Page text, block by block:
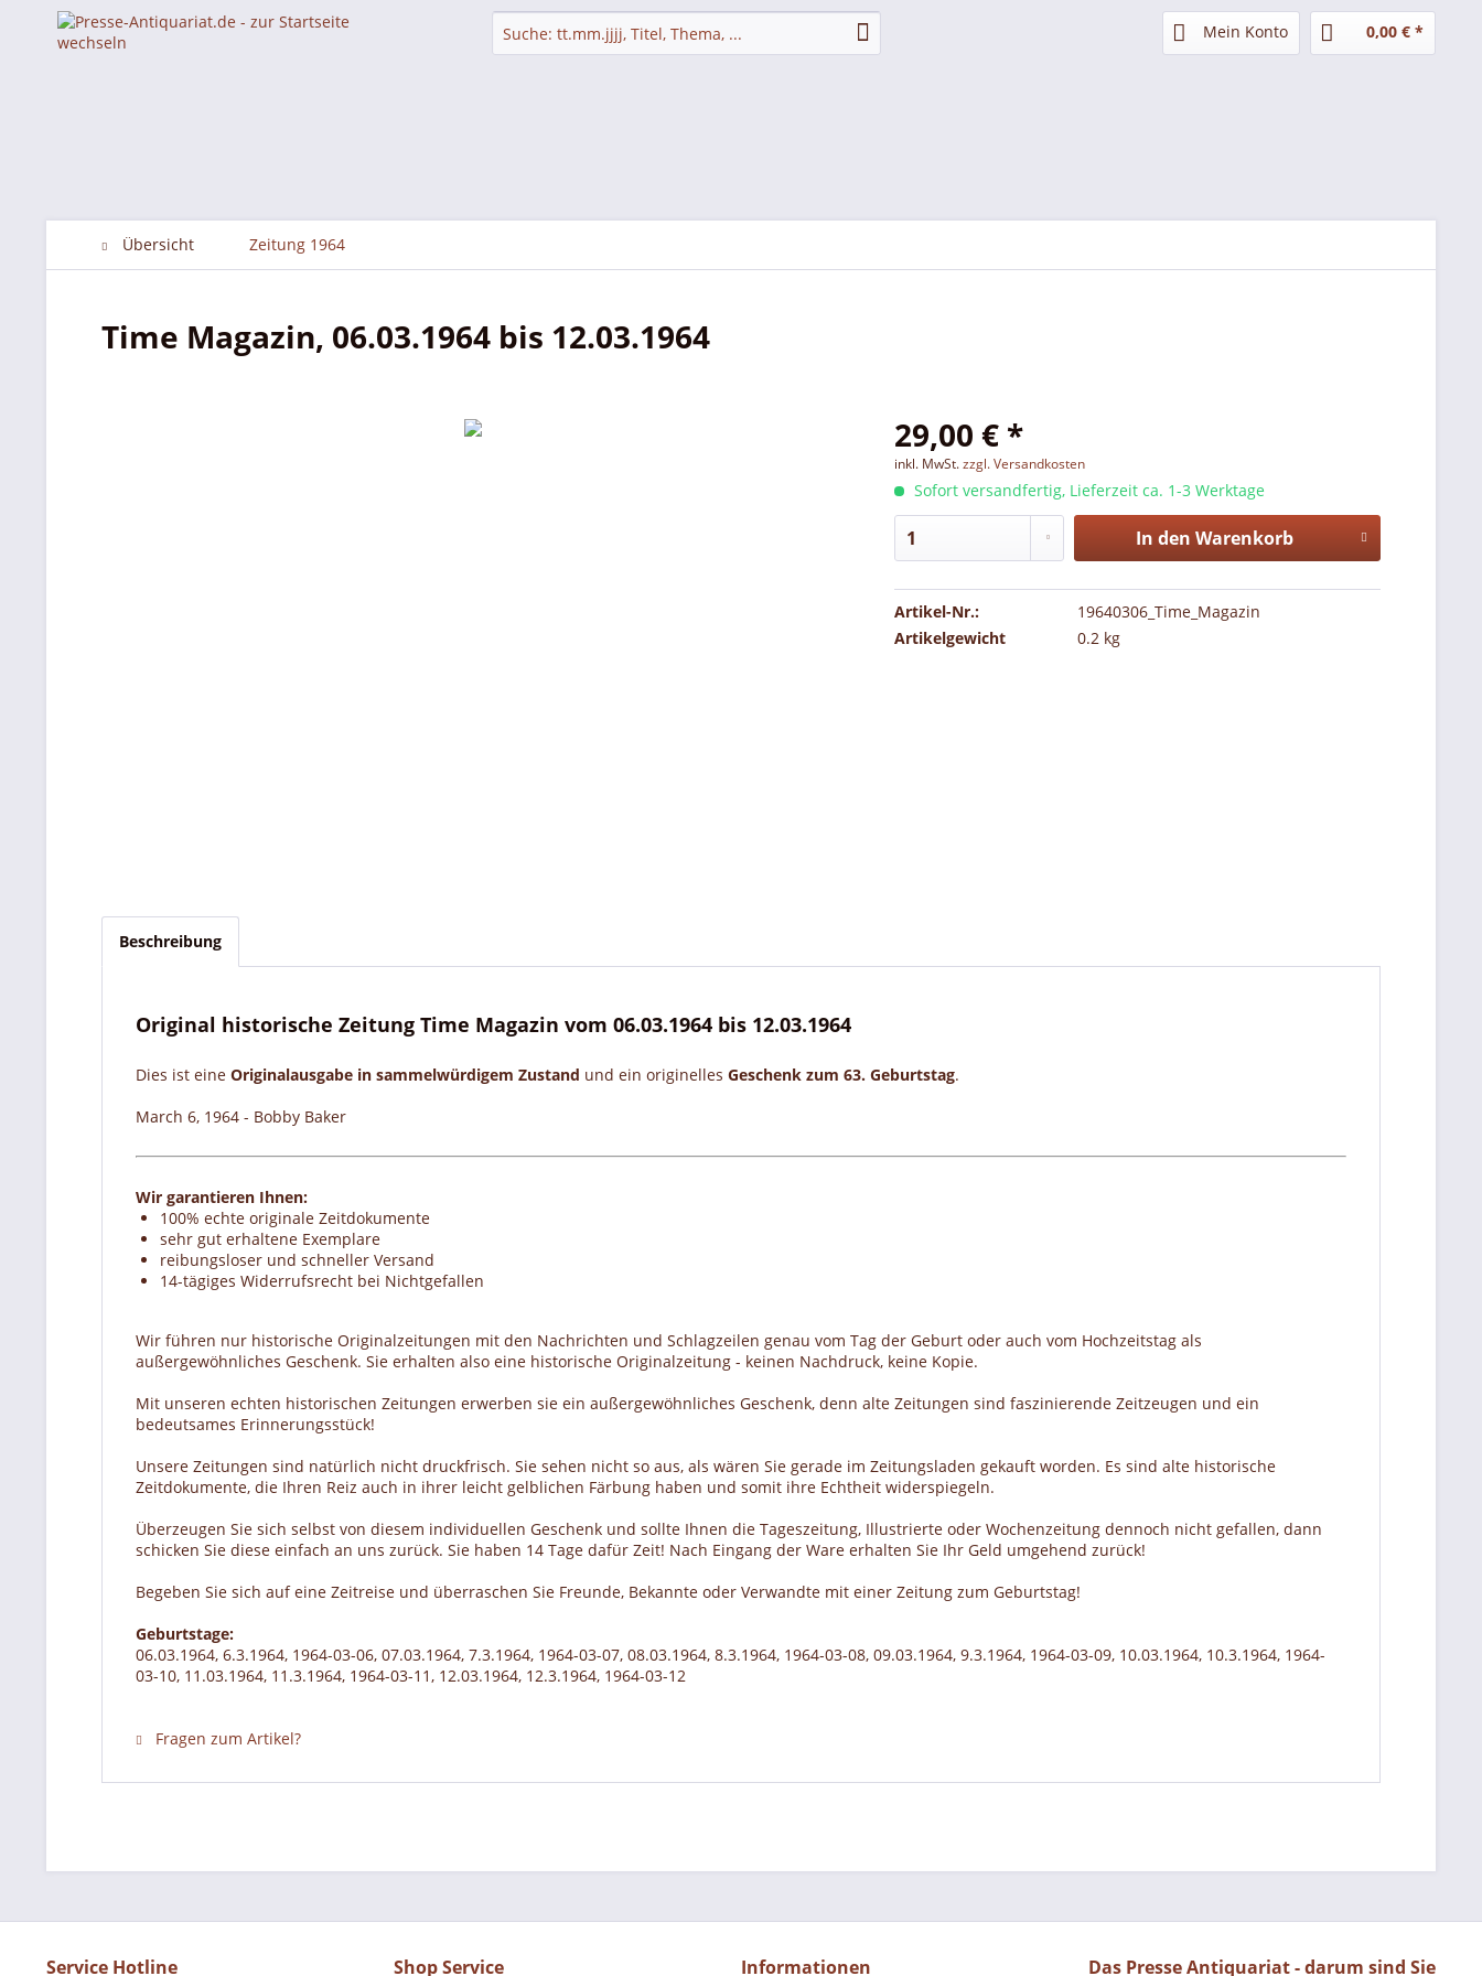
Mein Konto 0,00 € *
Übersicht Zeitung 1964
Time Magazin, 06.03.1964 bis 12.03.1964
29,00 € *
inkl. MwSt.zzgl. Versandkosten
Sofort versandfertig, Lieferzeit ca. 1-3 Werktage
In den Warenkorb
Artikel-Nr.:
19640306_Time_Magazin
Artikelgewicht
0.2 kg
Beschreibung
Original historische Zeitung Time Magazin vom 06.03.1964 bis 12.03.1964
Dies ist eine Originalausgabe in sammelwürdigem Zustand und ein originelles Geschenk zum 63. Geburtstag.
March 6, 1964 - Bobby Baker
Wir garantieren Ihnen:
100% echte originale Zeitdokumente
sehr gut erhaltene Exemplare
reibungsloser und schneller Versand
14-tägiges Widerrufsrecht bei Nichtgefallen
Wir führen nur historische Originalzeitungen mit den Nachrichten und Schlagzeilen genau vom Tag der Geburt oder auch vom Hochzeitstag als
außergewöhnliches Geschenk. Sie erhalten also eine historische Originalzeitung - keinen Nachdruck, keine Kopie.
Mit unseren echten historischen Zeitungen erwerben sie ein außergewöhnliches Geschenk, denn alte Zeitungen sind faszinierende Zeitzeugen und ein
bedeutsames Erinnerungsstück!
Unsere Zeitungen sind natürlich nicht druckfrisch. Sie sehen nicht so aus, als wären Sie gerade im Zeitungsladen gekauft worden. Es sind alte historische
Zeitdokumente, die Ihren Reiz auch in ihrer leicht gelblichen Färbung haben und somit ihre Echtheit widerspiegeln.
Überzeugen Sie sich selbst von diesem individuellen Geschenk und sollte Ihnen die Tageszeitung, Illustrierte oder Wochenzeitung dennoch nicht gefallen, dann
schicken Sie diese einfach an uns zurück. Sie haben 14 Tage dafür Zeit! Nach Eingang der Ware erhalten Sie Ihr Geld umgehend zurück!
Begeben Sie sich auf eine Zeitreise und überraschen Sie Freunde, Bekannte oder Verwandte mit einer Zeitung zum Geburtstag!
Geburtstage:
06.03.1964, 6.3.1964, 1964-03-06, 07.03.1964, 7.3.1964, 1964-03-07, 08.03.1964, 8.3.1964, 1964-03-08, 09.03.1964, 9.3.1964, 1964-03-09, 10.03.1964, 10.3.1964, 1964-
03-10, 11.03.1964, 11.3.1964, 1964-03-11, 12.03.1964, 12.3.1964, 1964-03-12
Fragen zum Artikel?
Service Hotline Shop Service Informationen Das Presse Antiquariat - darum sind Sie